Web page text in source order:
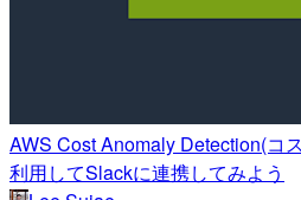
AWS Cost Anomaly Detection(コ
利用してSlackに連携してみよう